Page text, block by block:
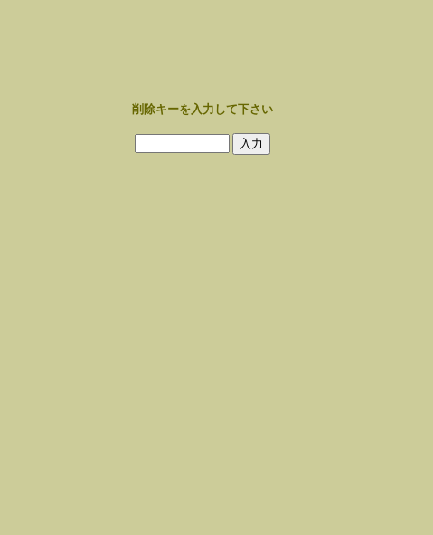
削除キーを入力して下さい